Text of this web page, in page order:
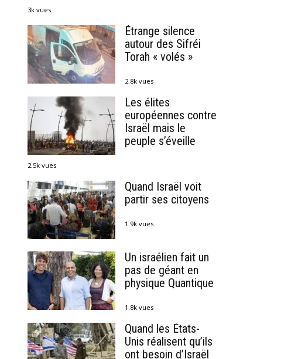
3k vues
Étrange silence
autour des Sifréi
Torah « volés »
2.8k vues
Les élites
européennes contre
Israël mais le
peuple s’éveille
2.5k vues
Quand Israël voit
partir ses citoyens
1.9k vues
Un israélien fait un
pas de géant en
physique Quantique
1.8k vues
Quand les États-
Unis réalisent qu’ils
ont besoin d’Israël